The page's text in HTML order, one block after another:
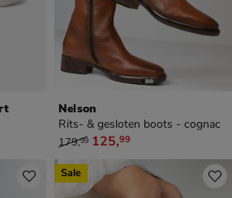
Nelson
Rits- & gesloten boots - cognac
van € 179,99 voor € 125,99
179,99 125,99
Sale